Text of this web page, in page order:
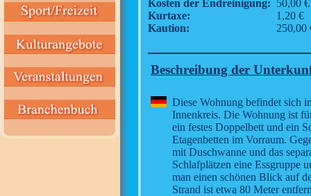
Kosten der Endreinigung: 50,00 €
Kurtaxe:
1,20 €
Kaution:
250,00
Beschreibung der
Diese Wohnung befindet sich
Innenkreis. Die Wohnung ist
ein festes Doppelbett und ein
Etagenbetten im Vorraum.
mit Duschwanne und das
Schlafplätzen eine Essgruppe
man einen schönen Blick auf
Strand ist etwa 80 Meter